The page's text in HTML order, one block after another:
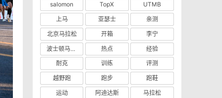
salomon
TopX
UTMB
上马
亚瑟士
亲测
北京马拉松
开箱
李宁
波士顿马拉松
热点
经验
耐克
训练
评测
越野跑
跑步
跑鞋
运动
阿迪达斯 马拉松